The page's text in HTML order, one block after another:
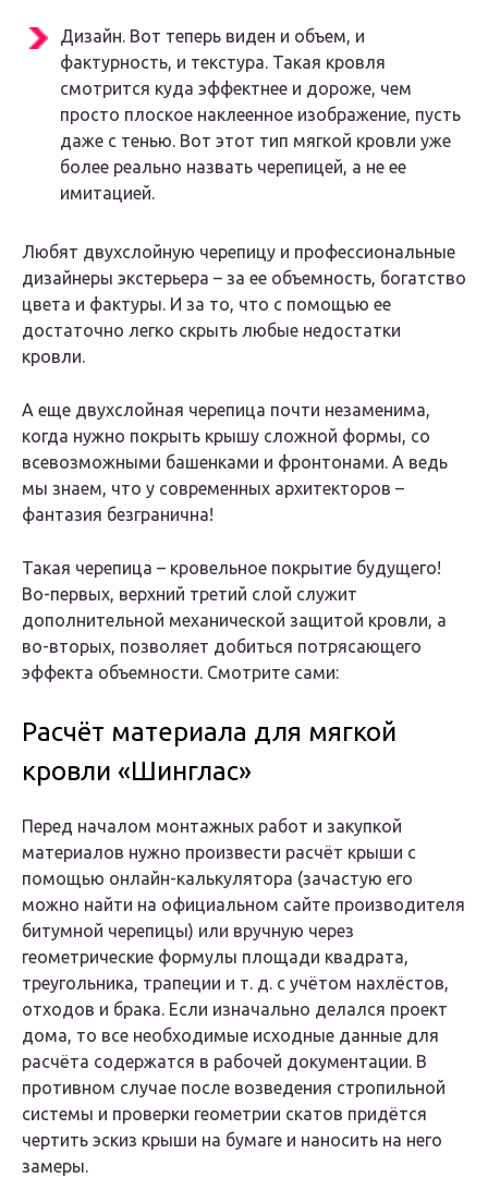
Дизайн. Вот теперь виден и объем, и
фактурность, и текстура. Такая кровля
смотрится куда эффектнее и дороже, чем
просто плоское наклеенное изображение, пусть
даже с тенью. Вот этот тип мягкой кровли уже
более реально назвать черепицей, а не ее
имитацией.
Любят двухслойную черепицу и профессиональные
дизайнеры экстерьера – за ее объемность, богатство
цвета и фактуры. И за то, что с помощью ее
достаточно легко скрыть любые недостатки
кровли.
А еще двухслойная черепица почти незаменима,
когда нужно покрыть крышу сложной формы, со
всевозможными башенками и фронтонами. А ведь
мы знаем, что у современных архитекторов –
фантазия безгранична!
Такая черепица – кровельное покрытие будущего!
Во-первых, верхний третий слой служит
дополнительной механической защитой кровли, а
во-вторых, позволяет добиться потрясающего
эффекта объемности. Смотрите сами:
Расчёт материала для мягкой
кровли «Шинглас»
Перед началом монтажных работ и закупкой
материалов нужно произвести расчёт крыши с
помощью онлайн-калькулятора (зачастую его
можно найти на официальном сайте производителя
битумной черепицы) или вручную через
геометрические формулы площади квадрата,
треугольника, трапеции и т. д. с учётом нахлёстов,
отходов и брака. Если изначально делался проект
дома, то все необходимые исходные данные для
расчёта содержатся в рабочей документации. В
противном случае после возведения стропильной
системы и проверки геометрии скатов придётся
чертить эскиз крыши на бумаге и наносить на него
замеры.